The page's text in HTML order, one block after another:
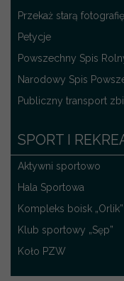
Przekaż starą fotografię
Petycje
Powszechny Spis
Narodowy Spis
Publiczny transport
SPORT I
Aktywni sportowo
Hala Sportowa
Kompleks boisk „Orlik”
Klub sportowy „Sęp”
Koło PZW